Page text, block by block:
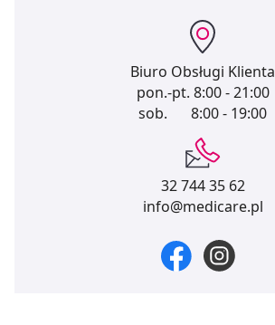
Biuro Obsługi Klienta
pon.-pt. 8:00 - 21:00
sob.
8:00 - 19:00
32 744 35 62
info@medicare.pl